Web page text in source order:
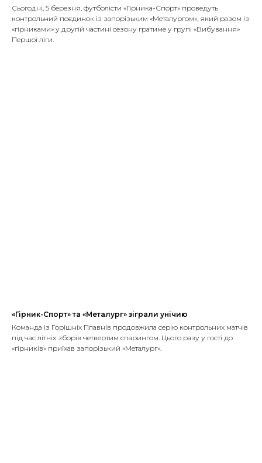
Сьогодні, 5 березня, футболісти «Гірника-Спорт» проведуть
контрольний поєдинок із запорізьким «Металургом», який разом із
«гірниками» у другій частині сезону гратиме у групі «Вибування»
Першої ліги.
«Гірник-Спорт» та «Металург» зіграли унічию
Команда із Горішніх Плавнів продовжила серію контрольних матчів
під час літніх зборів четвертим спарингом. Цього разу у гості до
«гірників» приїхав запорізький «Металург».